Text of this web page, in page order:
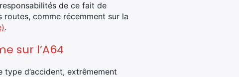
de ce fait de
comme récemment sur la
.
sur l’A64
type d’accident, extrêmement